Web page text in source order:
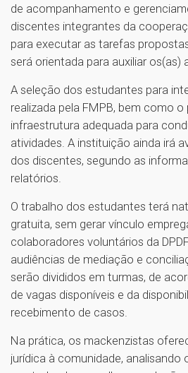
de acompanhamento e
discentes integrantes da
para executar as tarefas
será orientada para auxiliar os(as)
A seleção dos estudantes para
realizada pela FMPB, bem como
infraestrutura adequada para
atividades. A instituição ainda irá
dos discentes, segundo as
relatórios.
O trabalho dos estudantes terá
gratuita, sem gerar vínculo
colaboradores voluntários da
audiências de mediação e
serão divididos em turmas, de
de vagas disponíveis e da
recebimento de casos.
Na prática, os mackenzistas
jurídica à comunidade, analisando